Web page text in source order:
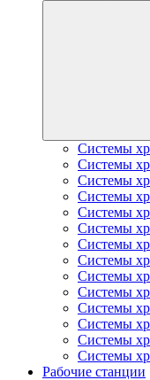
Системы
Системы
Системы
Системы
Системы
Системы
Системы
Системы
Системы
Системы
Системы
Системы
Системы
Системы
Рабочие станции